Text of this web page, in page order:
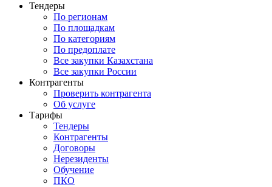
Тендеры
По регионам
По площадкам
По категориям
По предоплате
Все закупки Казахстана
Все закупки России
Контрагенты
Проверить контрагента
Об услуге
Тарифы
Тендеры
Контрагенты
Договоры
Нерезиденты
Обучение
ПКО